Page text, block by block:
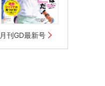
月刊GD最新号